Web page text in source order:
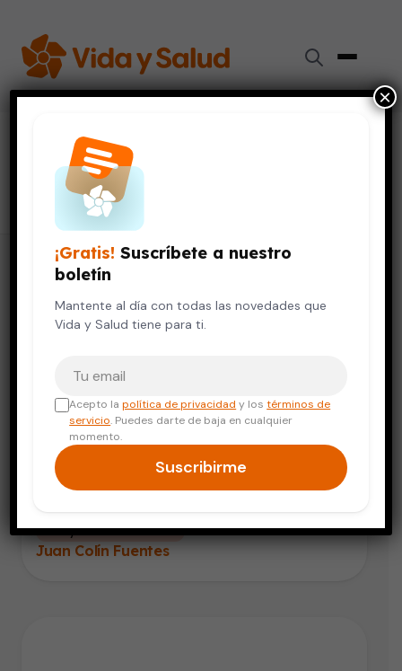
Dermatología
6 artículos
Piel y Cuidado Personal
Juan Colín Fuentes
¡Gratis! Suscríbete a nuestro
boletín
Mantente al día con todas las novedades que
Vida y Salud tiene para ti.
Acepto lapolítica de privacidad y lostérminos de
servicio. Puedes darte de baja en cualquier
momento.
Suscribirme
×